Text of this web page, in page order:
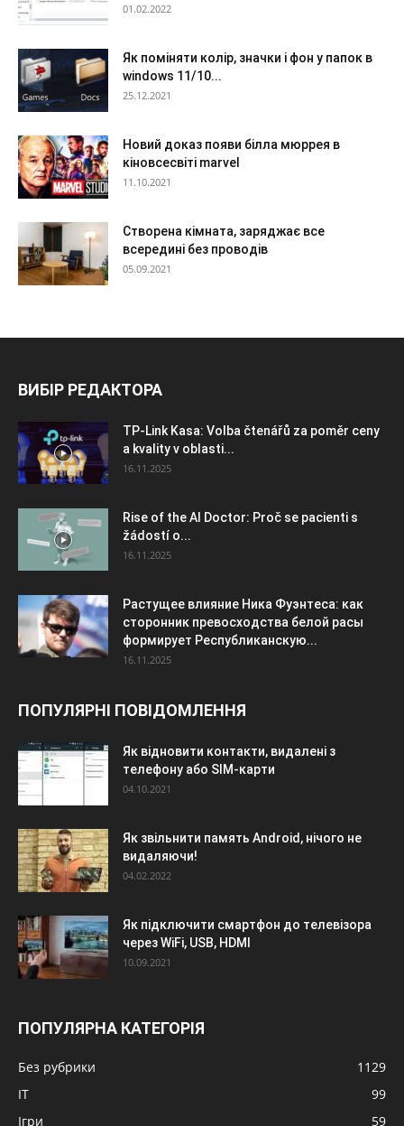
01.02.2022
Як поміняти колір, значки і фон у папок в
windows 11/10...
25.12.2021
Новий доказ появи білла мюррея в
кіновсесвіті marvel
11.10.2021
Створена кімната, заряджає все
всередині без проводів
05.09.2021
ВИБІР РЕДАКТОРА
TP-Link Kasa: Volba čtenářů za poměr ceny
a kvality v oblasti...
16.11.2025
Rise of the AI Doctor: Proč se pacienti s
žádostí o...
16.11.2025
Растущее влияние Ника Фуэнтеса: как
сторонник превосходства белой расы
формирует Республиканскую...
16.11.2025
ПОПУЛЯРНІ ПОВІДОМЛЕННЯ
Як відновити контакти, видалені з
телефону або SIM-карти
04.10.2021
Як звільнити память Android, нічого не
видаляючи!
04.02.2022
Як підключити смартфон до телевізора
через WiFi, USB, HDMI
10.09.2021
ПОПУЛЯРНА КАТЕГОРІЯ
Без рубрики
1129
IT
99
Ігри
59